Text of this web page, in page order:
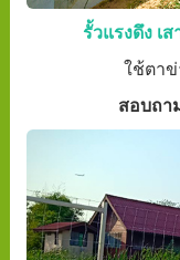
รั้วแรงดึง เ
ใช้ตาข่
สอบถา